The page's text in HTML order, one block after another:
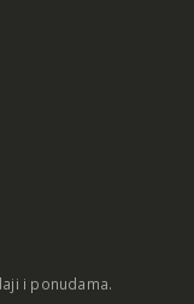
i ponudama.